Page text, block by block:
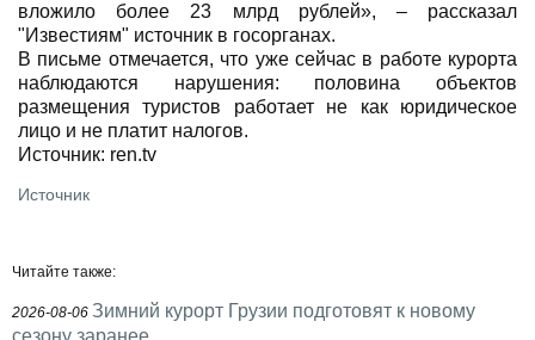
вложило более 23 млрд рублей», – рассказал
"Известиям" источник в госорганах.
В письме отмечается, что уже сейчас в работе курорта
наблюдаются нарушения: половина объектов
размещения туристов работает не как юридическое
лицо и не платит налогов.
Источник: ren.tv
Источник
Читайте также:
2026-08-06 Зимний курорт Грузии подготовят к новому
сезону заранее